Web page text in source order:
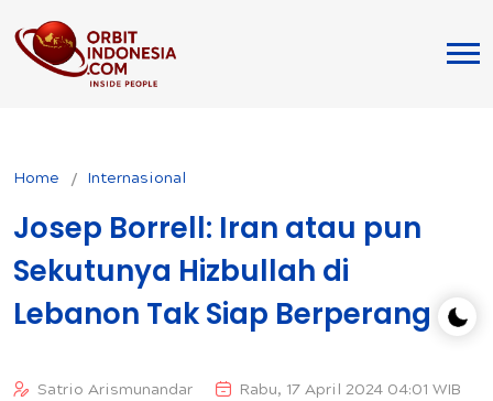
Home Internasional
Josep Borrell: Iran atau pun
Sekutunya Hizbullah di
Lebanon Tak Siap Berperang
Satrio Arismunandar Rabu, 17 April 2024 04:01 WIB